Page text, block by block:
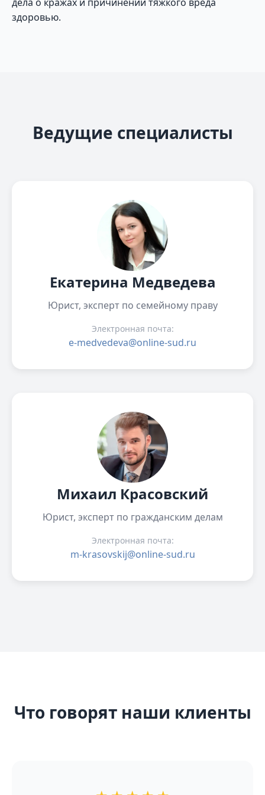
здоровью.
Ведущие специалисты
Екатерина Медведева
Юрист, эксперт по семейному праву
Электронная почта:
e-medvedeva@online-sud.ru
Михаил Красовский
Юрист, эксперт по гражданским делам
Электронная почта:
m-krasovskij@online-sud.ru
Что говорят наши клиенты